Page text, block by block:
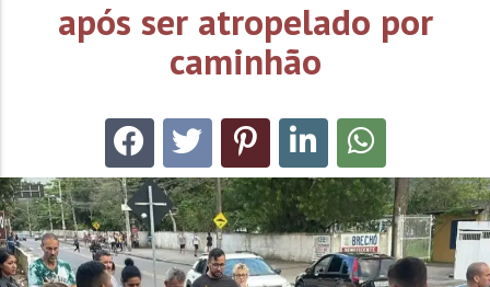
após ser atropelado por
caminhão